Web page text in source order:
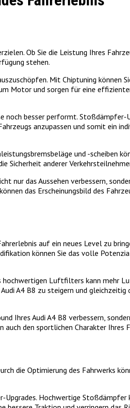
Ob Sie die Leistung Ihres
stehen.
Mit Chiptuning können
Motor und sorgen für eine
noch besser performt.
anzupassen und somit ein
und -scheiben
Sicherheit anderer
das Aussehen verbessern,
das Erscheinungsbild des
auf ein neues Level zu
können Sie das volle
hochwertigen Luftfilters kann mehr
A4 B8 zu steigern und
Ihres Audi A4 B8 verbessern,
den sportlichen Charakter Ihres
die Optimierung des Fahrwerks
Hochwertige Stoßdämpfer